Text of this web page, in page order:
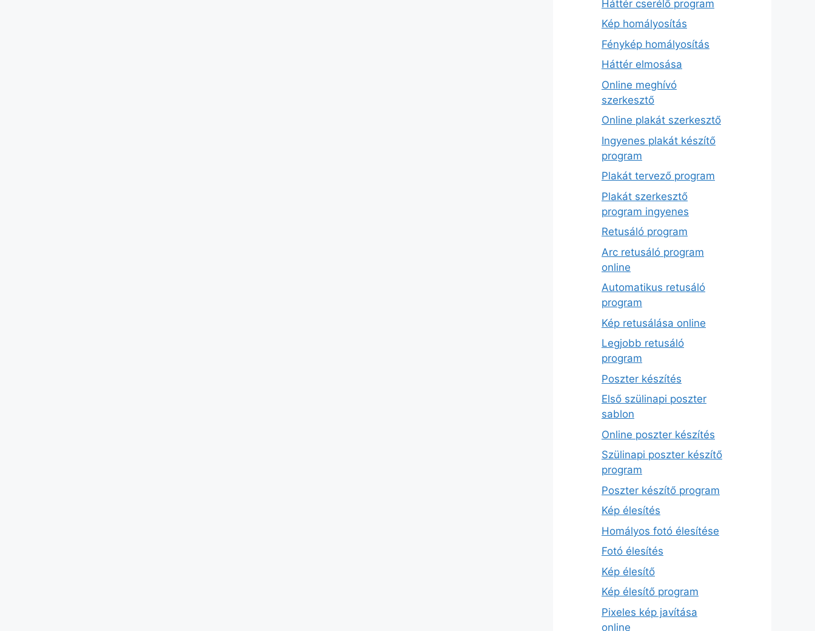
Háttér cserélő program
Kép homályosítás
Fénykép homályosítás
Háttér elmosása
Online meghívó
szerkesztő
Online plakát szerkesztő
Ingyenes plakát készítő
program
Plakát tervező program
Plakát szerkesztő
program ingyenes
Retusáló program
Arc retusáló program
online
Automatikus retusáló
program
Kép retusálása online
Legjobb retusáló
program
Poszter készítés
Első szülinapi poszter
sablon
Online poszter készítés
Szülinapi poszter készítő
program
Poszter készítő program
Kép élesítés
Homályos fotó élesítése
Fotó élesítés
Kép élesítő
Kép élesítő program
Pixeles kép javítása
online